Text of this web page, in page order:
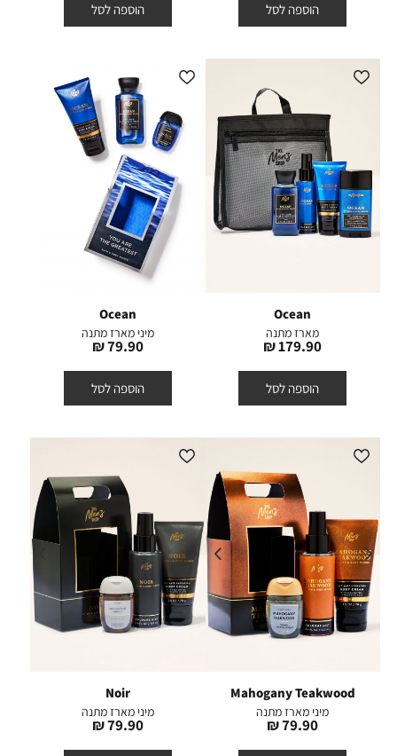
הוספה לסל הוספה לסל
Ocean
מארז מתנה
מחיר
179.90 ₪
הוספה לסל
Ocean
מיני מארז מתנה
מחיר
79.90 ₪
הוספה לסל
Mahogany Teakwood
מיני מארז מתנה
מחיר
79.90 ₪
Noir
מיני מארז מתנה
מחיר
79.90 ₪